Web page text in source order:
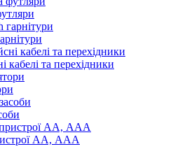
кабелі та перехідники
АА, ААА